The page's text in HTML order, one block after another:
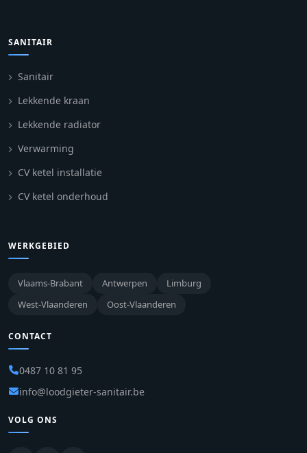
SANITAIR
Sanitair
Lekkende kraan
Lekkende radiator
Verwarming
CV ketel installatie
CV ketel onderhoud
WERKGEBIED
Vlaams-Brabant Antwerpen
Limburg
West-Vlaanderen
Oost-Vlaanderen
CONTACT
0487 10 81 95
info@loodgieter-sanitair.be
VOLG ONS